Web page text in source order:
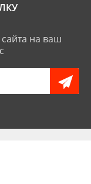
на ваш